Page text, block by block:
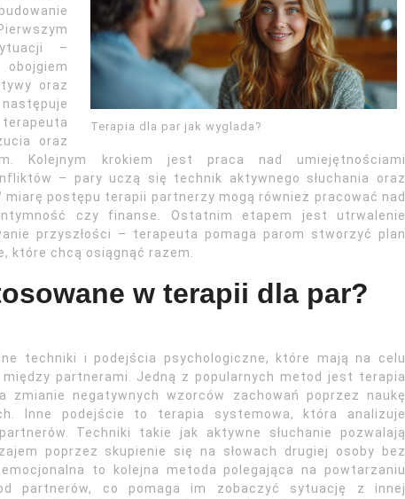
Terapia dla par jak wyglada?
–
oraz
oraz
Kolejnym krokiem jest praca nad umiejętnościami
– pary uczą się technik aktywnego słuchania oraz
postępu terapii partnerzy mogą również pracować nad
czy finanse. Ostatnim etapem jest utrwalenie
przyszłości – terapeuta pomaga parom stworzyć plan
które chcą osiągnąć razem.
w terapii dla par?
techniki i podejścia psychologiczne, które mają na celu
partnerami. Jedną z popularnych metod jest terapia
zmianie negatywnych wzorców zachowań poprzez naukę
Inne podejście to terapia systemowa, która analizuje
Techniki takie jak aktywne słuchanie pozwalają
poprzez skupienie się na słowach drugiej osoby bez
to kolejna metoda polegająca na powtarzaniu
partnerów, co pomaga im zobaczyć sytuację z innej